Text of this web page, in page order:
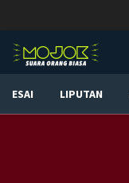
ESAI LIPUTAN